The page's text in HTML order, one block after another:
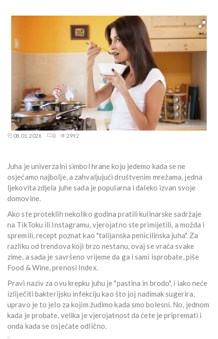
08.01.2026 0 2992
Juha je univerzalni simbol hrane koju jedemo kada se ne
osjećamo najbolje, a zahvaljujući društvenim mrežama, jedna
ljekovita zdjela juhe sada je popularna i daleko izvan svoje
domovine.
Ako ste proteklih nekoliko godina pratili kulinarske sadržaje
na TikToku ili Instagramu, vjerojatno ste primijetili, a možda i
spremili, recept poznat kao "talijanska penicilinska juha". Za
razliku od trendova koji brzo nestanu, ovaj se vraća svake
zime, a sada je savršeno vrijeme da ga i sami isprobate, piše
Food & Wine, prenosi Index.
Pravi naziv za ovu krepku juhu je "pastina in brodo", i iako neće
izliječiti bakterijsku infekciju kao što joj nadimak sugerira,
upravo je to jelo za kojim žudimo kada smo bolesni. No, jednom
kada je probate, velika je vjerojatnost da ćete je pripremati i
onda kada se osjećate odlično.